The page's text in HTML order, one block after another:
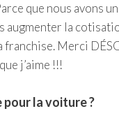
que nous avons
augmenter la
franchise. Merci
j’aime !!!
pour la voiture ?